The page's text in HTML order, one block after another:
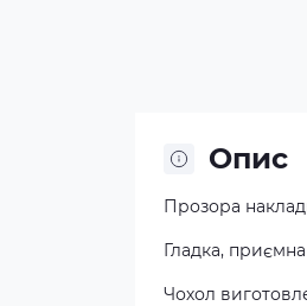
Опис
Прозора
Гладка,
Чохол